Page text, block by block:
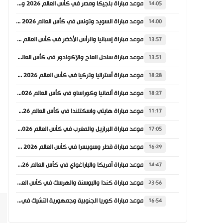
14:05 موعد مباراة بلجيكا ومصر في كأس العالم 2026 والقنوات الناقلة
14:00 موعد مباراة السويد وتونس في كأس العالم 2026 والقنوات الناقلة
13:57 موعد مباراة إسبانيا والرأس الأخضر في كأس العالم 2026 والقنوات الناقلة
13:51 موعد مباراة ساحل العاج والإكوادور في كأس العالم 2026 والقنوات الناقلة
18:28 موعد مباراة أستراليا وتركيا في كأس العالم 2026 والقنوات الناقلة
18:27 موعد مباراة ألمانيا وكوراساو في كأس العالم 2026 والقنوات الناقلة
11:17 موعد مباراة هايتي واسكتلندا في كأس العالم 2026 والقنوات الناقلة
17:05 موعد مباراة البرازيل والمغرب في كأس العالم 2026 والقنوات الناقلة
16:29 موعد مباراة قطر وسويسرا في كأس العالم 2026 والقنوات الناقلة
14:47 موعد مباراة أمريكا والباراغواي في كأس العالم 2026 والقنوات الناقلة
23:56 موعد مباراة كندا والبوسنة والهرسك في كأس العالم 2026 والقنوات الناقلة
16:54 موعد مباراة كوريا الجنوبية وجمهورية التشيك في كأس العالم 2026 والقنوات الناقلة